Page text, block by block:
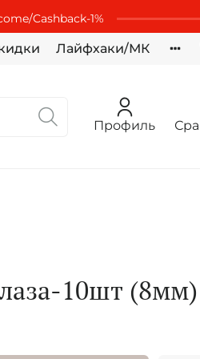
Cashbaсk-1%
Лайфхаки/МК
Профиль
10шт (8мм)